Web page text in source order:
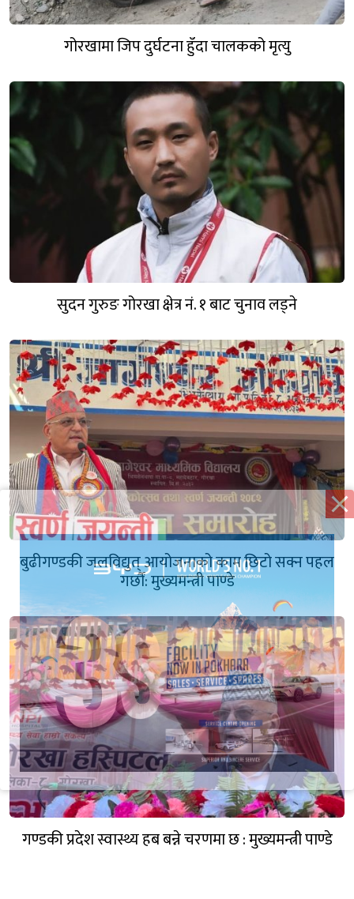
गोरखामा जिप दुर्घटना हुँदा चालकको मृत्यु
सुदन गुरुङ गोरखा क्षेत्र नं. १ बाट चुनाव लड्ने
बुढीगण्डकी जलविद्युत् आयोजनाको काम छिटो सक्न पहल
गर्छौं: मुख्यमन्त्री पाण्डे
गण्डकी प्रदेश स्वास्थ्य हब बन्ने चरणमा छ : मुख्यमन्त्री पाण्डे